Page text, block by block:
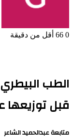
0
أقل من دقيقة
الطب
قبل
متابعة عبدالحميد الشاعر